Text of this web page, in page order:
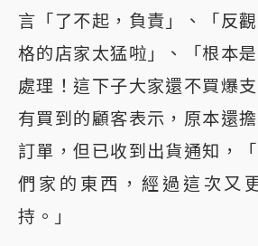
言「了不起，負責」、「反
格的店家太猛啦」、「根本
處理！這下子大家還不買爆
有買到的顧客表示，原本還
訂單，但已收到出貨通知，
們家的東西，經過這次又
持。」